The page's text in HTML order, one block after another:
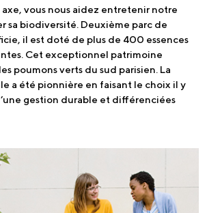
vous nous aidez entretenir notre
sa biodiversité. Deuxième parc de
il est doté de plus de 400 essences
Cet exceptionnel patrimoine
poumons verts du sud parisien. La
a été pionnière en faisant le choix il y
gestion durable et différenciées